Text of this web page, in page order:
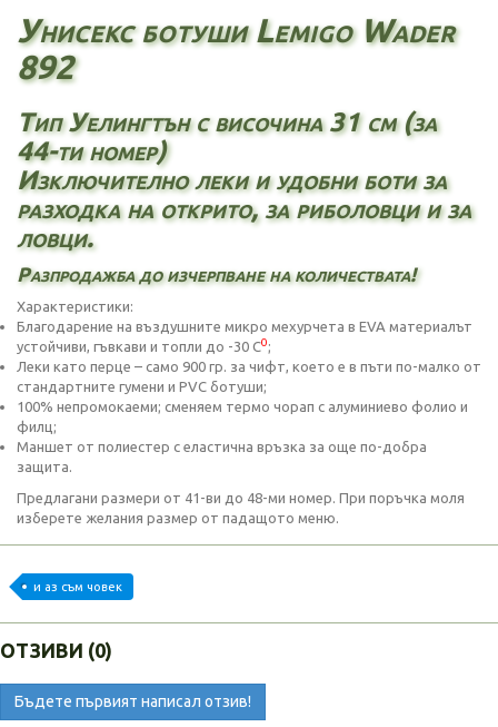
Унисекс ботуши Lemigo Wader
892
Тип Уелингтън с височина 31 см (за
44-ти номер)
Изключително леки и удобни боти за
разходка на открито, за риболовци и за
ловци.
Разпродажба до изчерпване на количествата!
Характеристики:
Благодарение на въздушните микро мехурчета в EVA материалът
устойчиви, гъвкави и топли до -30 С0;
Леки като перце – само 900 гр. за чифт, което е в пъти по-малко от
стандартните гумени и PVC ботуши;
100% непромокаеми; сменяем термо чорап с алуминиево фолио и
филц;
Маншет от полиестер с еластична връзка за още по-добра
защита.
Предлагани размери от 41-ви до 48-ми номер. При поръчка моля
изберете желания размер от падащото меню.
и аз съм човек
ОТЗИВИ (0)
Бъдете първият написал отзив!